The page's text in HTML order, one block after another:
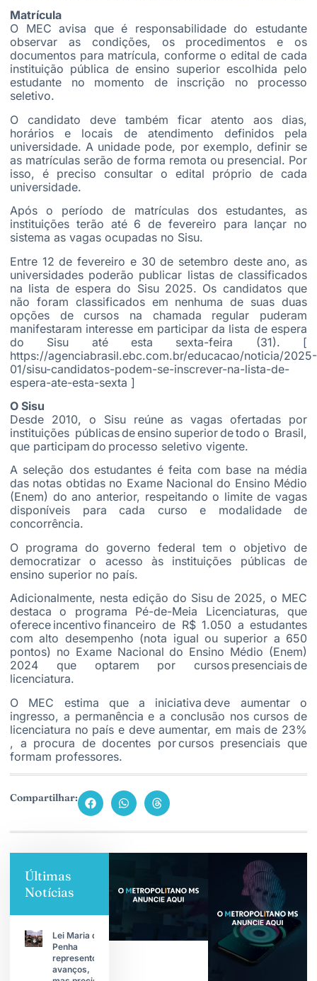
Matrícula
O MEC avisa que é responsabilidade do estudante
observar as condições, os procedimentos e os
documentos para matrícula, conforme o edital de cada
instituição pública de ensino superior escolhida pelo
estudante no momento de inscrição no processo
seletivo.
O candidato deve também ficar atento aos dias,
horários e locais de atendimento definidos pela
universidade. A unidade pode, por exemplo, definir se
as matrículas serão de forma remota ou presencial. Por
isso, é preciso consultar o edital próprio de cada
universidade.
Após o período de matrículas dos estudantes, as
instituições terão até 6 de fevereiro para lançar no
sistema as vagas ocupadas no Sisu.
Entre 12 de fevereiro e 30 de setembro deste ano, as
universidades poderão publicar listas de classificados
na lista de espera do Sisu 2025. Os candidatos que
não foram classificados em nenhuma de suas duas
opções de cursos na chamada regular puderam
manifestaram interesse em participar da lista de espera
do Sisu até esta sexta-feira (31). [
https://agenciabrasil.ebc.com.br/educacao/noticia/2025-
01/sisu-candidatos-podem-se-inscrever-na-lista-de-
espera-ate-esta-sexta ]
O Sisu
Desde 2010, o Sisu reúne as vagas ofertadas por
instituições públicas de ensino superior de todo o Brasil,
que participam do processo seletivo vigente.
A seleção dos estudantes é feita com base na média
das notas obtidas no Exame Nacional do Ensino Médio
(Enem) do ano anterior, respeitando o limite de vagas
disponíveis para cada curso e modalidade de
concorrência.
O programa do governo federal tem o objetivo de
democratizar o acesso às instituições públicas de
ensino superior no país.
Adicionalmente, nesta edição do Sisu de 2025, o MEC
destaca o programa Pé-de-Meia Licenciaturas, que
oferece incentivo financeiro de R$ 1.050 a estudantes
com alto desempenho (nota igual ou superior a 650
pontos) no Exame Nacional do Ensino Médio (Enem)
2024 que optarem por cursos presenciais de
licenciatura.
O MEC estima que a iniciativa deve aumentar o
ingresso, a permanência e a conclusão nos cursos de
licenciatura no país e deve aumentar, em mais de 23%
, a procura de docentes por cursos presenciais que
formam professores.
Compartilhar:
Últimas
Notícias
Lei Maria da
Penha
representou
avanços,